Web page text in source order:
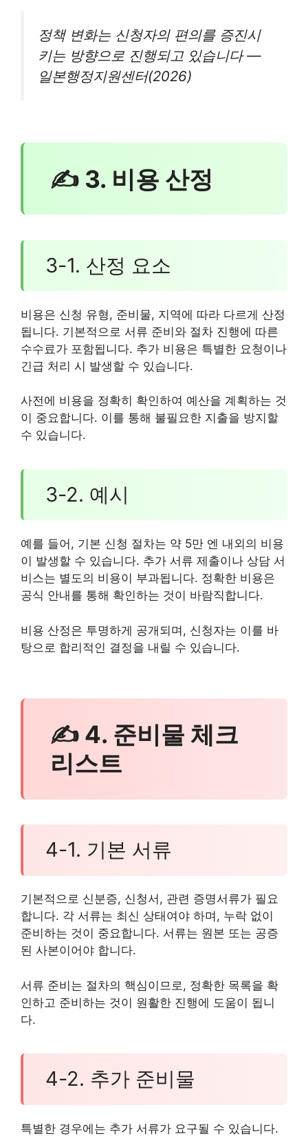
정책 변화는 신청자의 편의를 증진시
키는 방향으로 진행되고 있습니다 —
일본행정지원센터(2026)
✍ 3. 비용 산정
3-1. 산정 요소
비용은 신청 유형, 준비물, 지역에 따라 다르게 산정
됩니다. 기본적으로 서류 준비와 절차 진행에 따른
수수료가 포함됩니다. 추가 비용은 특별한 요청이나
긴급 처리 시 발생할 수 있습니다.
사전에 비용을 정확히 확인하여 예산을 계획하는 것
이 중요합니다. 이를 통해 불필요한 지출을 방지할
수 있습니다.
3-2. 예시
예를 들어, 기본 신청 절차는 약 5만 엔 내외의 비용
이 발생할 수 있습니다. 추가 서류 제출이나 상담 서
비스는 별도의 비용이 부과됩니다. 정확한 비용은
공식 안내를 통해 확인하는 것이 바람직합니다.
비용 산정은 투명하게 공개되며, 신청자는 이를 바
탕으로 합리적인 결정을 내릴 수 있습니다.
✍ 4. 준비물 체크
리스트
4-1. 기본 서류
기본적으로 신분증, 신청서, 관련 증명서류가 필요
합니다. 각 서류는 최신 상태여야 하며, 누락 없이
준비하는 것이 중요합니다. 서류는 원본 또는 공증
된 사본이어야 합니다.
서류 준비는 절차의 핵심이므로, 정확한 목록을 확
인하고 준비하는 것이 원활한 진행에 도움이 됩니
다.
4-2. 추가 준비물
특별한 경우에는 추가 서류가 요구될 수 있습니다.